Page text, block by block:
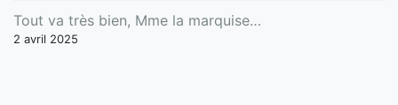
Tout va très bien, Mme la marquise…
2 avril 2025